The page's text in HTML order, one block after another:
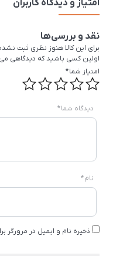
امتیاز و دیدگاه کاربران
نقد و بررسی‌ها
برای این کالا هنوز نظری ثبت
اولین کسی باشید که دیدگاهی
امتیاز شما*
دیدگاه شما*
نام*
ذخیره نام و ایمیل در مرورگر